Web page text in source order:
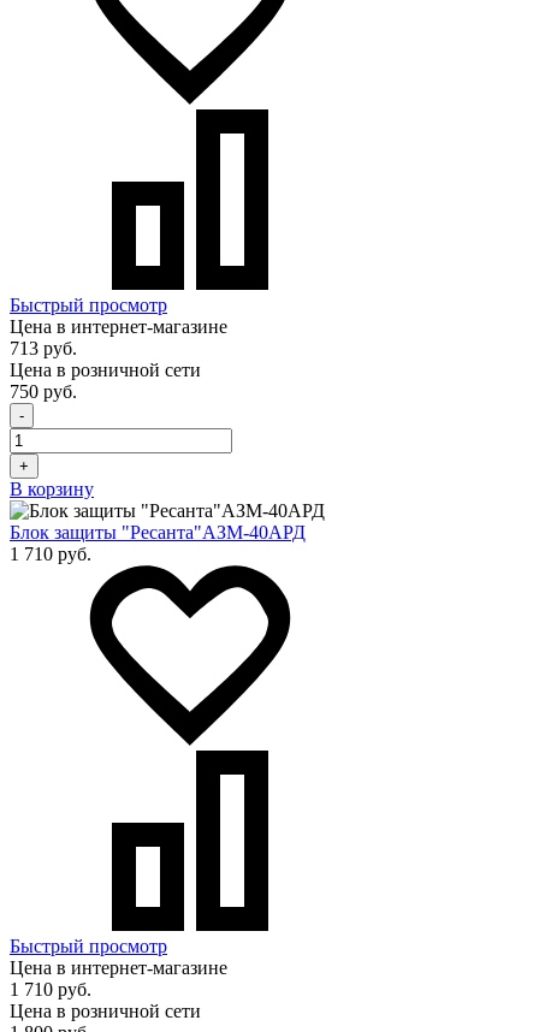
Быстрый просмотр
Цена в интернет-магазине
713 руб.
Цена в розничной сети
750 руб.
-
+
В корзину
Блок защиты "Ресанта"АЗМ-40АРД
1 710 руб.
Быстрый просмотр
Цена в интернет-магазине
1 710 руб.
Цена в розничной сети